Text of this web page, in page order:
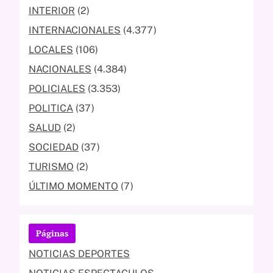
INTERIOR (2)
INTERNACIONALES (4.377)
LOCALES (106)
NACIONALES (4.384)
POLICIALES (3.353)
POLITICA (37)
SALUD (2)
SOCIEDAD (37)
TURISMO (2)
ÚLTIMO MOMENTO (7)
Páginas
NOTICIAS DEPORTES